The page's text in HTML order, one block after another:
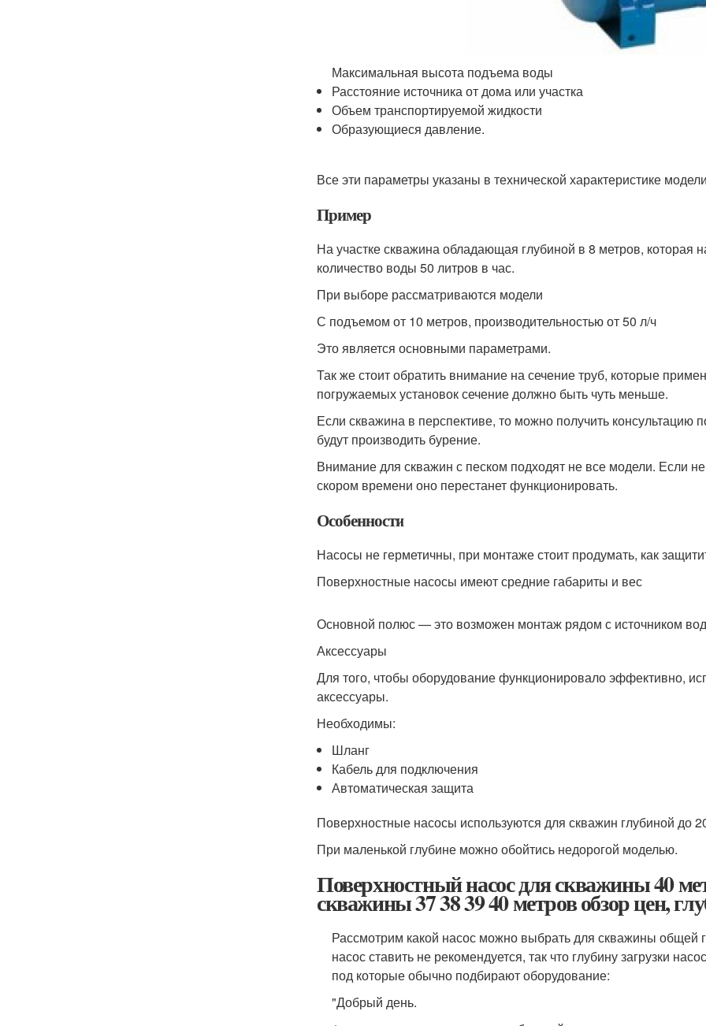
Максимальная высота подъема воды
Расстояние источника от дома или участка
Объем транспортируемой жидкости
Образующиеся давление.
Все эти параметры указаны в технической характеристике
Пример
На участке скважина обладающая глубиной в 8 метров, которая
количество воды 50 литров в час.
При выборе рассматриваются модели
С подъемом от 10 метров, производительностью от 50 л/ч
Это является основными параметрами.
Так же стоит обратить внимание на сечение труб, которые
погружаемых установок сечение должно быть чуть меньше.
Если скважина в перспективе, то можно получить консультацию
будут производить бурение.
Внимание для скважин с песком подходят не все модели. Если
скором времени оно перестанет функционировать.
Особенности
Насосы не герметичны, при монтаже стоит продумать, как
Поверхностные насосы имеют средние габариты и вес
Основной полюс — это возможен монтаж рядом с источником
Аксессуары
Для того, чтобы оборудование функционировало эффективно,
аксессуары.
Необходимы:
Шланг
Кабель для подключения
Автоматическая защита
Поверхностные насосы используются для скважин глубиной до
При маленькой глубине можно обойтись недорогой моделью.
Поверхностный насос для скважины 40
скважины 37 38 39 40 метров обзор цен,
Рассмотрим какой насос можно выбрать для скважины общей
насос ставить не рекомендуется, так что глубину загрузки
под которые обычно подбирают оборудование:
"Добрый день.